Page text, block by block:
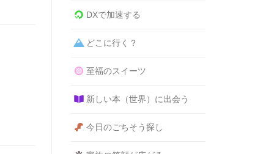
DXで加速する
どこに行く？
至福のスイーツ
新しい本（世界）に出会う
今日のごちそう探し